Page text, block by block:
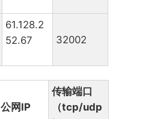
61.128.2
52.67
32002
公网IP
传输端口
（tcp/udp